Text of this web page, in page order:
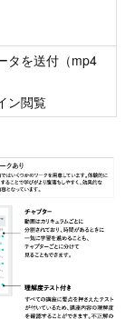
タを送付（mp4
ン閲覧